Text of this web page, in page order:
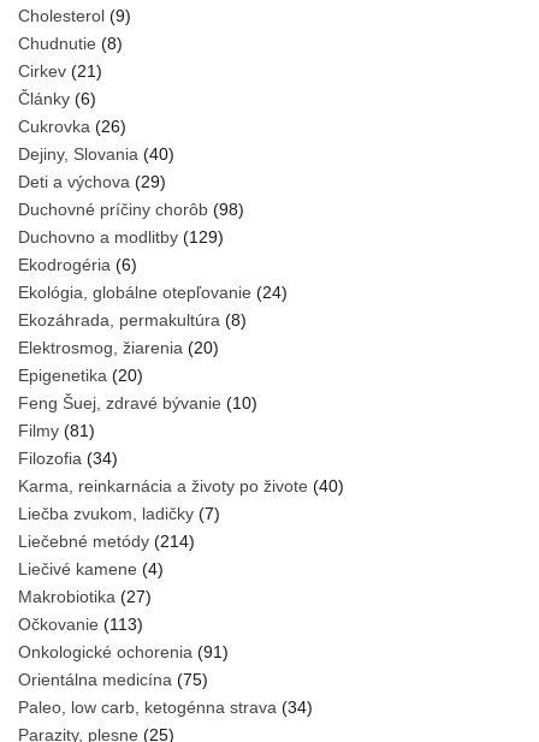
Cholesterol (9)
Chudnutie (8)
Cirkev (21)
Články (6)
Cukrovka (26)
Dejiny, Slovania (40)
Deti a výchova (29)
Duchovné príčiny chorôb (98)
Duchovno a modlitby (129)
Ekodrogéria (6)
Ekológia, globálne otepľovanie (24)
Ekozáhrada, permakultúra (8)
Elektrosmog, žiarenia (20)
Epigenetika (20)
Feng Šuej, zdravé bývanie (10)
Filmy (81)
Filozofia (34)
Karma, reinkarnácia a životy po živote (40)
Liečba zvukom, ladičky (7)
Liečebné metódy (214)
Liečivé kamene (4)
Makrobiotika (27)
Očkovanie (113)
Onkologické ochorenia (91)
Orientálna medicína (75)
Paleo, low carb, ketogénna strava (34)
Parazity, plesne (25)